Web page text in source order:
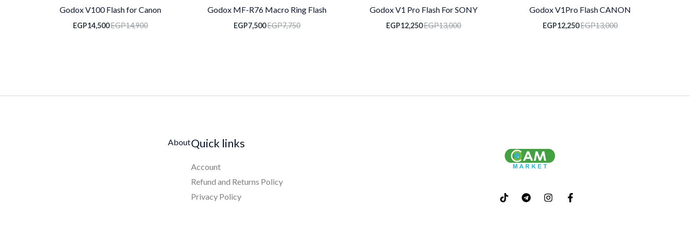
Godox V1Pro Flash CANON
EGP13,000
EGP12,250
Godox V1 Pro Flash For SONY
EGP13,000
EGP12,250
Godox MF-R76 Macro Ring Flash
EGP7,750
EGP7,500
Godox V100 Flash for Canon
EGP14,900
EGP14,500
Quick links
Account
Refund and Returns Policy
Privacy Policy
About